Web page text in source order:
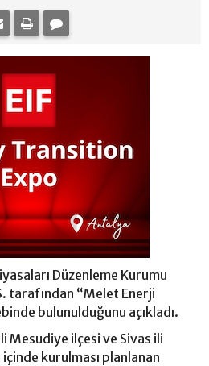
Düzenleme Kurumu
tarafından “Melet Enerji
bulunulduğunu açıkladı.
Mesudiye ilçesi ve Sivas ili
içinde kurulması planlanan